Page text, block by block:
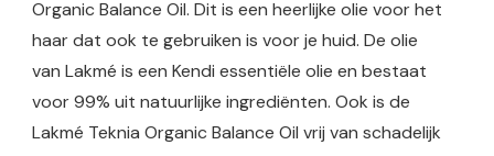
Organic Balance Oil. Dit is een heerlijke olie voor het
haar dat ook te gebruiken is voor je huid. De olie
van Lakmé is een Kendi essentiële olie en bestaat
voor 99% uit natuurlijke ingrediënten. Ook is de
Lakmé Teknia Organic Balance Oil vrij van schadelijk